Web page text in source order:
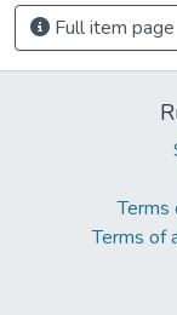
Full item page
Terms
Terms of